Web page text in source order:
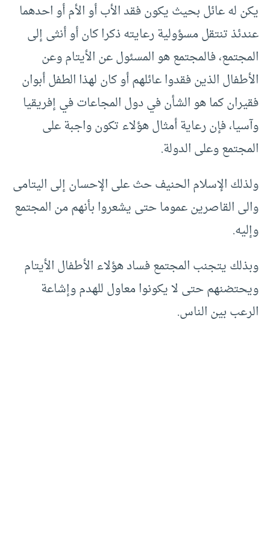
يكن له عائل بحيث يكون فقد الأب أو الأم أو احدهما
عندئذ تنتقل مسؤولية رعايته ذكرا كان أو أنثى إلى
المجتمع، فالمجتمع هو المسئول عن الأيتام وعن
الأطفال الذين فقدوا عائلهم أو كان لهذا الطفل أبوان
فقيران كما هو الشأن في دول المجاعات في إفريقيا
وآسيا، فإن رعاية أمثال هؤلاء تكون واجبة على
المجتمع وعلى الدولة.
ولذلك الإسلام الحنيف حث على الإحسان إلى اليتامى
والى القاصرين عموما حتى يشعروا بأنهم من المجتمع
وإليه.
وبذلك يتجنب المجتمع فساد هؤلاء الأطفال الأيتام
ويحتضنهم حتى لا يكونوا معاول للهدم وإشاعة
الرعب بين الناس.